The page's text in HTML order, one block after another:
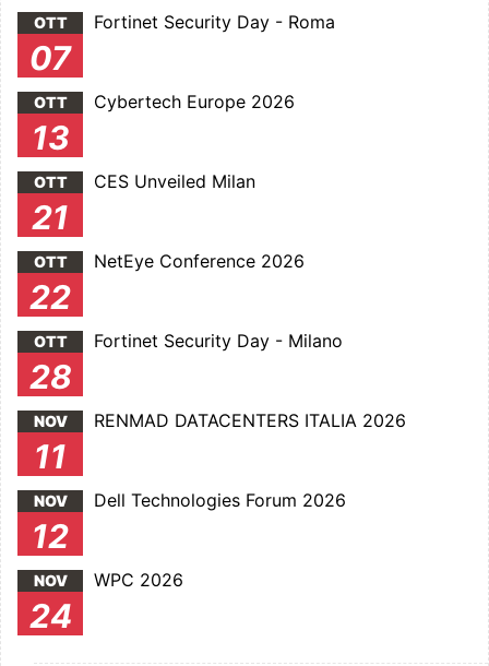
OTT
07
Fortinet Security Day - Roma
OTT
13
Cybertech Europe 2026
OTT
21
CES Unveiled Milan
OTT
22
NetEye Conference 2026
OTT
28
Fortinet Security Day - Milano
NOV
11
RENMAD DATACENTERS ITALIA 2026
NOV
12
Dell Technologies Forum 2026
NOV
24
WPC 2026